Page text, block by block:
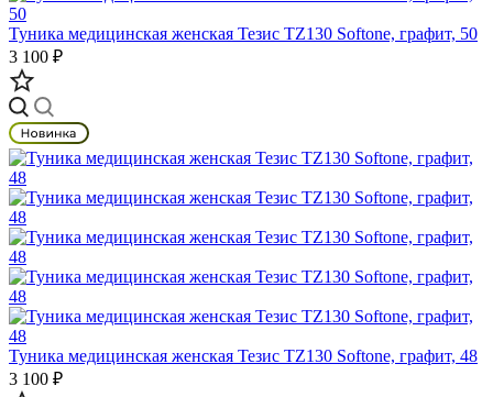
Туника медицинская женская Тезис TZ130 Softone, графит, 50
3 100 ₽
Туника медицинская женская Тезис TZ130 Softone, графит, 48
3 100 ₽